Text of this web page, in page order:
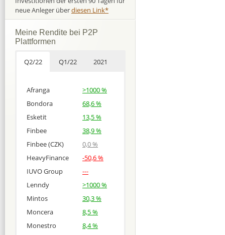
neue Anleger überdiesen Link*
Meine Rendite bei P2P
Plattformen
Q2/22 Q1/22 2021
Afranga
>1000 %
Bondora
68,6 %
Esketit
13,5 %
Finbee
38,9 %
Finbee (CZK)
0,0 %
HeavyFinance
-50,6 %
IUVO Group
---
Lenndy
>1000 %
Mintos
30,3 %
Moncera
8,5 %
Monestro
8,4 %